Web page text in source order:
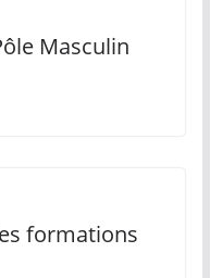
Masculin
les formations